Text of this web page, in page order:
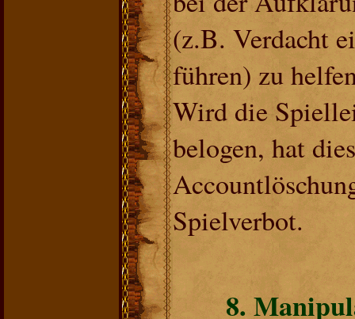
(z.B. Verdacht
führen) zu
Wird die
belogen, hat
Spielverbot.
8.